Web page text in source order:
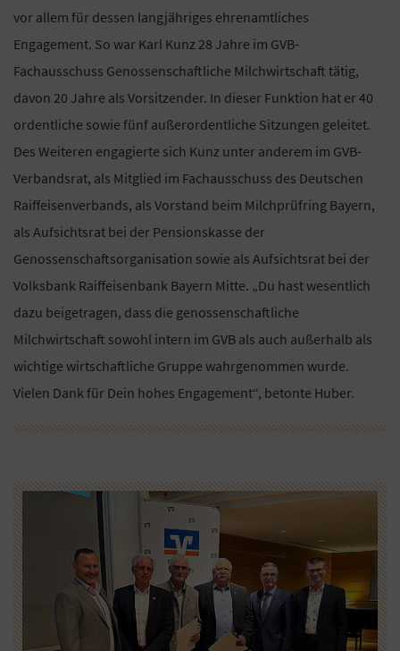
vor allem für dessen langjähriges ehrenamtliches
Engagement. So war Karl Kunz 28 Jahre im GVB-
Fachausschuss Genossenschaftliche Milchwirtschaft tätig,
davon 20 Jahre als Vorsitzender. In dieser Funktion hat er 40
ordentliche sowie fünf außerordentliche Sitzungen geleitet.
Des Weiteren engagierte sich Kunz unter anderem im GVB-
Verbandsrat, als Mitglied im Fachausschuss des Deutschen
Raiffeisenverbands, als Vorstand beim Milchprüfring Bayern,
als Aufsichtsrat bei der Pensionskasse der
Genossenschaftsorganisation sowie als Aufsichtsrat bei der
Volksbank Raiffeisenbank Bayern Mitte. „Du hast wesentlich
dazu beigetragen, dass die genossenschaftliche
Milchwirtschaft sowohl intern im GVB als auch außerhalb als
wichtige wirtschaftliche Gruppe wahrgenommen wurde.
Vielen Dank für Dein hohes Engagement“, betonte Huber.